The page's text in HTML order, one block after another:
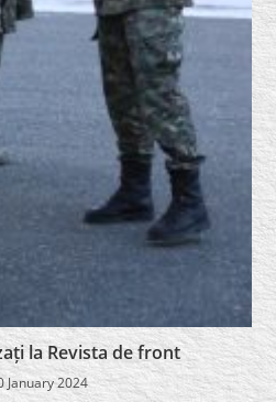
la Revista de front
January 2024